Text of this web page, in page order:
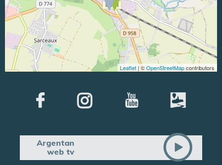
Leaflet | ©OpenStreetMapcontributors
Argentan
web tv